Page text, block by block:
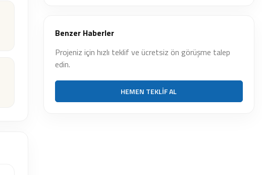
Benzer Haberler
Projeniz için hızlı teklif ve ücretsiz ön görüşme talep
edin.
HEMEN TEKLIF AL